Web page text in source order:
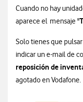
Cuando no hay
aparece el mensaje "
Solo tienes que
indicar un e-mail de
reposición de
agotado en Vodafone.